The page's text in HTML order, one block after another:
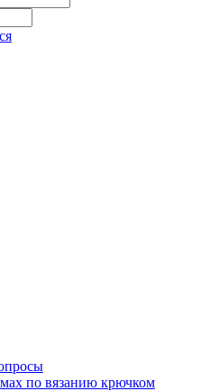
по вязанию крючком